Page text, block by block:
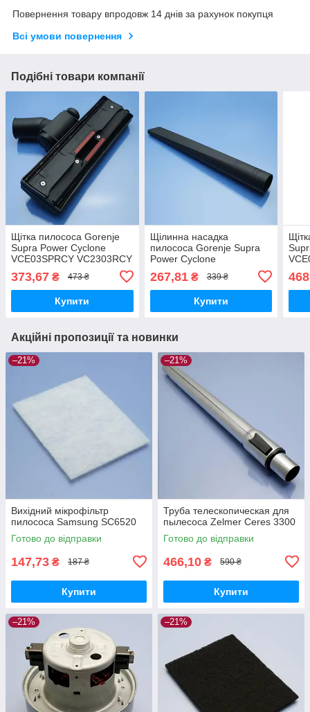
Повернення товару впродовж 14 днів за рахунок покупця
Всі умови повернення
Подібні товари компанії
Щітка пилососа Gorenje
Supra Power Cyclone
VCE03SPRCY VC2303RCY
VC1901GCY IV VC-T4019
двохрежимна пластик
373,67 ₴ 473 ₴
Купити
Щілинна насадка
пилососа Gorenje Supra
Power Cyclone
VCE03SPRCY VC2303RCY
IV VC2102BCY IV
VC1901GCY IV VC-T4019
267,81₴ 339 ₴
Купити
Акційні пропозиції та новинки
–21%
Вихідний мікрофільтр
пилососа Samsung SC6520
Готово до відправки
147,73 ₴ 187 ₴
Купити
–21%
Труба телескопическая для
пылесоса Zelmer Ceres 3300
Готово до відправки
466,10 ₴ 590 ₴
Купити
–21% –21%